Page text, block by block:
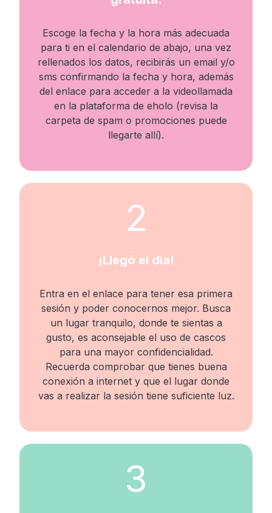
Escoge la fecha y la hora más adecuada
para ti en el calendario de abajo, una vez
rellenados los datos, recibirás un email y/o
sms confirmando la fecha y hora, además
del enlace para acceder a la videollamada
en la plataforma de eholo (revisa la
carpeta de spam o promociones puede
llegarte allí).
2
¡Llegó el día!
Entra en el enlace para tener esa primera
sesión y poder conocernos mejor. Busca
un lugar tranquilo, donde te sientas a
gusto, es aconsejable el uso de cascos
para una mayor confidencialidad.
Recuerda comprobar que tienes buena
conexión a internet y que el lugar donde
vas a realizar la sesión tiene suficiente luz.
3